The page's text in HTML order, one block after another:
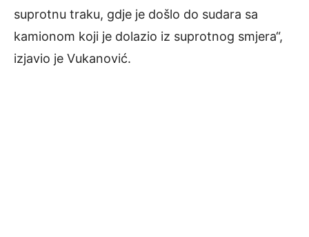
suprotnu traku, gdje je došlo do sudara sa
kamionom koji je dolazio iz suprotnog smjera“,
izjavio je Vukanović.